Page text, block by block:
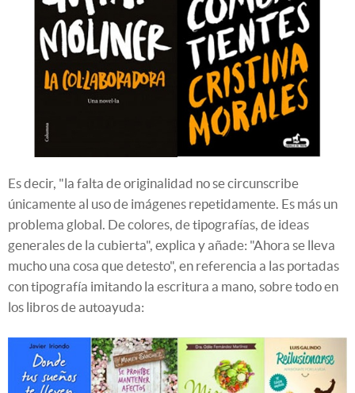
Es decir, "la falta de originalidad no se circunscribe
únicamente al uso de imágenes repetidamente. Es más un
problema global. De colores, de tipografías, de ideas
generales de la cubierta", explica y añade: "Ahora se lleva
mucho una cosa que detesto", en referencia a las portadas
con tipografía imitando la escritura a mano, sobre todo en
los libros de autoayuda: